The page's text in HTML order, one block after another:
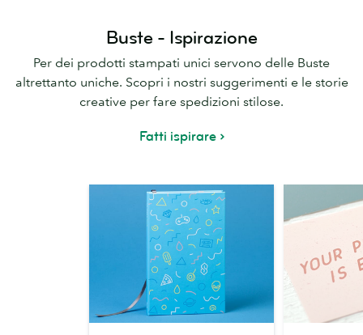
Buste - Ispirazione
Per dei prodotti stampati unici servono delle Buste
altrettanto uniche. Scopri i nostri suggerimenti e le storie
creative per fare spedizioni stilose.
Fatti ispirare